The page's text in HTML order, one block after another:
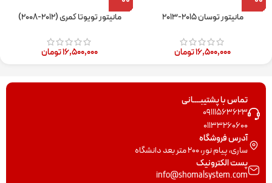
مانیتور توسان ۲۰۱۵-۲۰۱۳
۱۶,۵۰۰,۰۰۰تومان
مانیتور تویوتا کمری (۲۰۱۲-۲۰۰۸)
۱۶,۵۰۰,۰۰۰تومان
تماس با پشتیبــــانی
09111563623
01133260600
آدرس فروشگاه
ساری، پیام نور، 200 متر بعد دانشگاه
پست الکترونیک
info@shomalsystem.com